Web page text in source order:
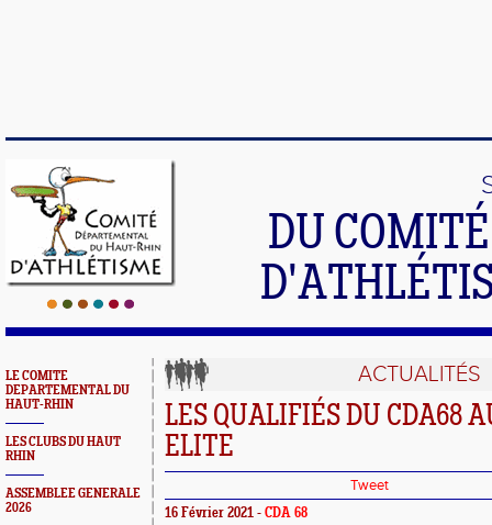
DU
LE COMITE
DEPARTEMENTAL DU
HAUT-RHIN
LES CLUBS DU HAUT
RHIN
ASSEMBLEE GENERALE
2026
ACTUALITÉS
LES QUALIFIÉS DU CDA68
ELITE
Tweet
16 Février 2021 - CDA 68